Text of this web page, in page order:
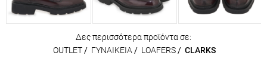
Δες περισσότερα προϊόντα σε:
OUTLET / ΓΥΝΑΙΚΕΙΑ / LOAFERS / CLARKS